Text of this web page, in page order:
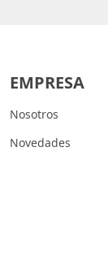
EMPRESA
Nosotros
Novedades